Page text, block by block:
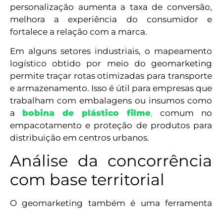
personalização aumenta a taxa de conversão,
melhora a experiência do consumidor e
fortalece a relação com a marca.
Em alguns setores industriais, o mapeamento
logístico obtido por meio do geomarketing
permite traçar rotas otimizadas para transporte
e armazenamento. Isso é útil para empresas que
trabalham com embalagens ou insumos como
a bobina de plástico filme, comum no
empacotamento e proteção de produtos para
distribuição em centros urbanos.
Análise da concorrência
com base territorial
O geomarketing também é uma ferramenta